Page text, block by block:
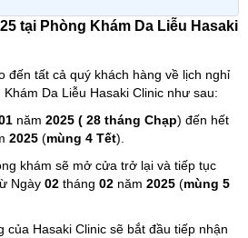
tại Phòng Khám Da Liễu Hasaki
đến tất cả quý khách hàng về lịch nghỉ
Da Liễu Hasaki Clinic như sau:
năm 2025 ( 28 tháng Chạp) đến hết
2025 (mùng 4 Tết).
khám sẽ mở cửa trở lại và tiếp tục
Ngày 02 tháng 02 năm 2025 (mùng 5
của Hasaki Clinic sẽ bắt đầu tiếp nhận